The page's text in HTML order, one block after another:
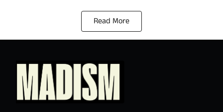
Read More